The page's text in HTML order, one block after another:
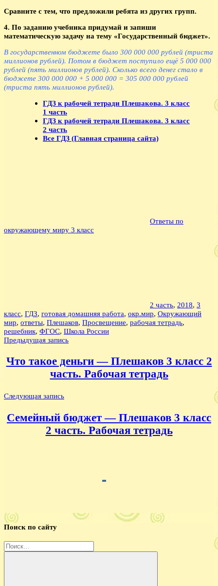
Сравните с тем, что предложили ребята из других групп.
4. По заданию учебника придумай и запиши
математическую задачу на тему «Государственный бюджет».
В государственном бюджете было 300 000 000 рублей (триста
миллионов рублей). Потом в бюджет поступило ещё 5 000 000
рублей (пять миллионов рублей). Сколько всего денег стало в
бюджете 300 000 000 + 5 000 000 = 305 000 000 рублей
(триста пять миллионов рублей).
ГДЗ к рабочей тетради Плешакова. 3 класс
1 часть
ГДЗ к рабочей тетради Плешакова. 3 класс
2 часть
Все ГДЗ (Главная страница сайта)
Ответы по
окружающему миру 3 класс
2 часть, 2018, 3
класс, ГДЗ, готовая домашняя работа, окр.мир, Окружающий
мир, ответы, Плешаков, Просвещение, рабочая тетрадь,
решебник, ФГОС, Школа России
Навигация
записям
Предыдущая запись
Что такое деньги — Плешаков 3 класс 2
часть. Рабочая тетрадь
Следующая запись
Семейный бюджет — Плешаков 3 класс
2 часть. Рабочая тетрадь
Поиск по сайту
Найти: